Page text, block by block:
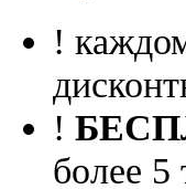
!
!
более 5